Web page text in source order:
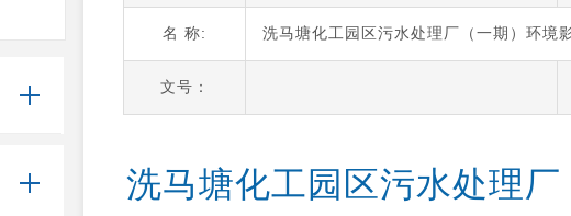
名 称: 洗马塘化工园区污水处理厂（一期）环境
文号：
洗马塘化工园区污水处理